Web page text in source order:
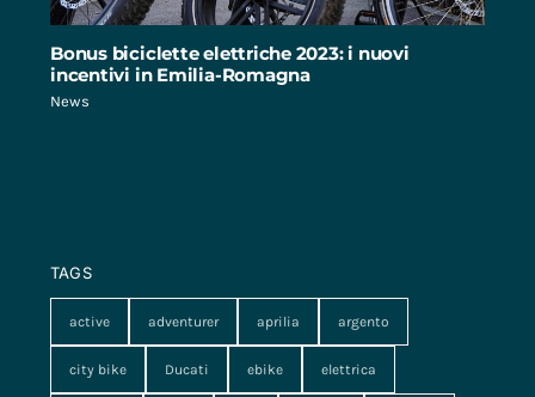
Bonus biciclette elettriche 2023: i nuovi
incentivi in Emilia-Romagna
News
TAGS
active adventurer aprilia argento
city bike Ducati ebike elettrica